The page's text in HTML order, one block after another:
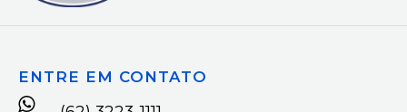
ENTRE EM CONTATO